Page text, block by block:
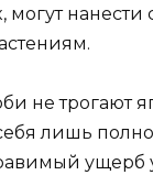
могут
не трогают
лишь
ущерб